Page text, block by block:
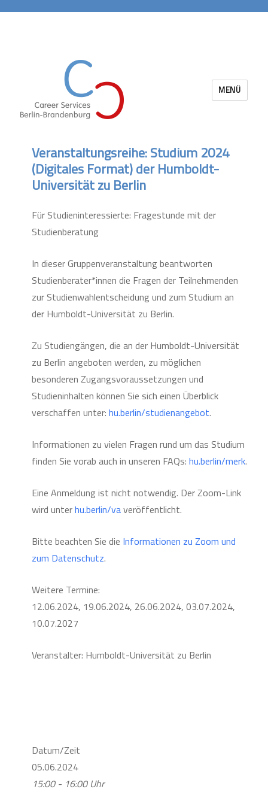
MENÜ
Veranstaltungsreihe: Studium 2024
(Digitales Format) der Humboldt-
Universität zu Berlin
Für Studieninteressierte: Fragestunde mit der
Studienberatung
In dieser Gruppenveranstaltung beantworten
Studienberater*innen die Fragen der Teilnehmenden
zur Studienwahlentscheidung und zum Studium an
der Humboldt-Universität zu Berlin.
Zu Studiengängen, die an der Humboldt-Universität
zu Berlin angeboten werden, zu möglichen
besonderen Zugangsvoraussetzungen und
Studieninhalten können Sie sich einen Überblick
verschaffen unter: hu.berlin/studienangebot.
Informationen zu vielen Fragen rund um das Studium
finden Sie vorab auch in unseren FAQs: hu.berlin/merk.
Eine Anmeldung ist nicht notwendig. Der Zoom-Link
wird unterhu.berlin/vaveröffentlicht.
Bitte beachten Sie die Informationen zu Zoom und
zum Datenschutz.
Weitere Termine:
12.06.2024, 19.06.2024, 26.06.2024, 03.07.2024,
10.07.2027
Veranstalter: Humboldt-Universität zu Berlin
Datum/Zeit
05.06.2024
15:00 - 16:00 Uhr